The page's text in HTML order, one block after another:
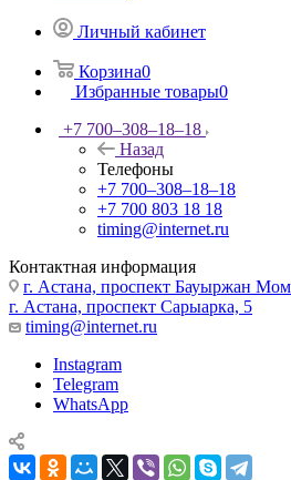
Личный кабинет
Корзина0
Избранные товары0
+7 700‒308‒18‒18
Назад
Телефоны
+7 700‒308‒18‒18
+7 700 803 18 18
timing@internet.ru
Контактная информация
г. Астана, проспект Бауыржан
г. Астана, проспект Сарыарка, 5
timing@internet.ru
Instagram
Telegram
WhatsApp